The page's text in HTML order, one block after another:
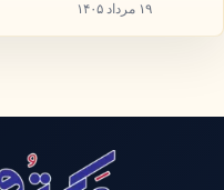
۱۹ مرداد ۱۴۰۵